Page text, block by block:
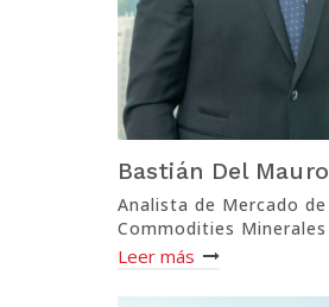
Bastián Del Mauro
Analista de Mercado de
Commodities Minerales
Leer más